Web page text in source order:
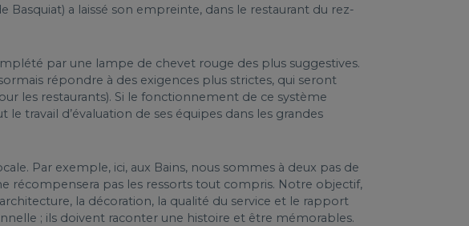
a laissé son empreinte, dans le restaurant du rez-
par une lampe de chevet rouge des plus suggestives.
répondre à des exigences plus strictes, qui seront
les restaurants). Si le fonctionnement de ce système
travail d’évaluation de ses équipes dans les grandes
Par exemple, ici, aux Bains, nous sommes à deux pas de
récompensera pas les ressorts tout compris. Notre objectif,
la décoration, la qualité du service et le rapport
; ils doivent raconter une histoire et être mémorables.